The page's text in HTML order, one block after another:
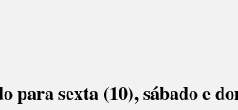
para sexta (10), sábado e